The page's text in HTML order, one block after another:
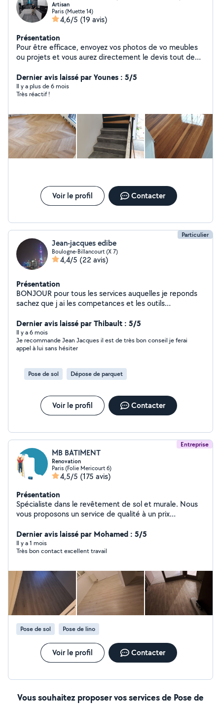
Artisan
Paris (Muette 14)
4,6/5 (19 avis)
Présentation
Pour être efficace, envoyez vos photos de vo meubles
ou projets et vous aurez directement le devis tout de
réalisations. Nous proposons nos services: * Petits
bricolages : tringle de rideaux, pare douche/baignoire,
montage tout meuble Spécialiste pose du parquet *
installation robinet, évier, déboucher canalisation
rénovation salle de bain * Electricité : mise aux normes,
tableau électrique, luminaires *Cuisine: installation et
mise en place des cuisines de A Z tout marque
*Montage meuble toute marque Si non listé, n'hésitez
Dernier avis laissé par Younes : 5/5
Il y a plus de 6 mois
Très réactif !
Voir le profil Contacter
Particulier
Jean-jacques edibe
Boulogne-Billancourt (X 7)
4,4/5 (22 avis)
Présentation
BONJOUR pour tous les services auquelles je reponds
sachez que j ai les competances et les outils
Dernier avis laissé par Thibault : 5/5
Il y a 6 mois
Je recommande Jean Jacques il est de très bon conseil je ferai
appel à lui sans hésiter
Pose de sol Dépose de parquet
Voir le profil Contacter
Entreprise
MB BATIMENT
Renovation
Paris (Folie Mericourt 6)
4,5/5 (175 avis)
Présentation
Spécialiste dans le revêtement de sol et murale. Nous
vous proposons un service de qualité à un prix
Dernier avis laissé par Mohamed : 5/5
Il y a 1 mois
Très bon contact excellent travail
Pose de sol Pose de lino
Voir le profil Contacter
Vous souhaitez proposer vos services de Pose de